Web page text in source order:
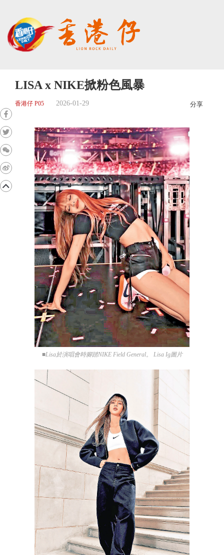
LISA x NIKE掀粉色風暴
香港仔 P05 2026-01-29 分享
■Lisa於演唱會時腳踏NIKE Field General。 Lisa Ig圖片